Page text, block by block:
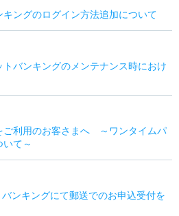
ングのログイン方法追加について
バンキングのメンテナンス時におけ
ご利用のお客さまへ ～ワンタイムパ
いて～
ンキングにて郵送でのお申込受付を